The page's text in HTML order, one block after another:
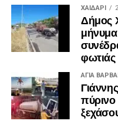
Κεντρική προτεραιότητα
αποτελεί η ενίσχυση της
απέναντι στις φυσικές
ανθρώπινης ζωής και
καθώς και η συνολική
Από τα 300+1 μεγάλα
57% του συνόλου),
ζωής και της
περιβάλλοντος, τις
ΧΑΪΔΑΡΙ
Δήμος
ΑΓΙΑ